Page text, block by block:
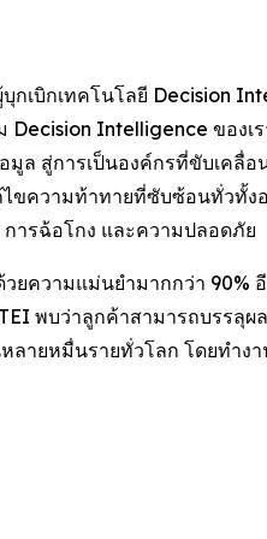
บิกเทคโนโลยี Decision
Intelligence ของเ
ล สู่การเป็นองค์กรที่ขับเคลื่
ขความท้าทายที่ซับซ้อนทั่วทั้
การฉ้อโกง และความปลอดภัย
วามแม่นยำมากกว่า 90%
พบว่าลูกค้าสามารถบรรลุ
ลายหมื่นรายทั่วโลก โดยทำ